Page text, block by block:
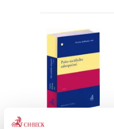
Kristina Koldinská